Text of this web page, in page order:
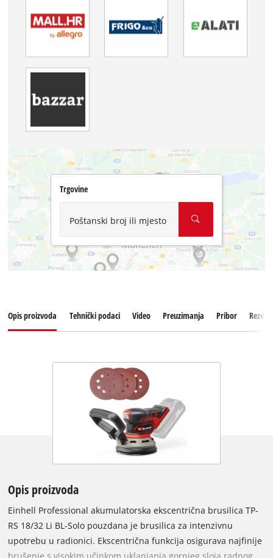
Trgovine
Poštanski broj ili mjesto
Opis proizvoda Tehnički podaci Video Preuzimanja Pribor
Opis proizvoda
Einhell Professional akumulatorska ekscentrična brusilica TP-
RS 18/32 Li BL-Solo pouzdana je brusilica za intenzivnu
upotrebu u radionici. Ekscentrična funkcija osigurava najfinije